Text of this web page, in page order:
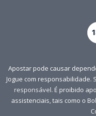
Apostar pode causar
Jogue com responsabilidade.
responsável. É proibido
assistenciais, tais como o